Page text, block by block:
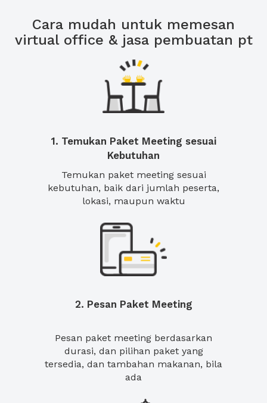
Cara mudah untuk memesan
virtual office & jasa pembuatan pt
1. Temukan Paket Meeting sesuai
Kebutuhan
Temukan paket meeting sesuai
kebutuhan, baik dari jumlah peserta,
lokasi, maupun waktu
2. Pesan Paket Meeting
Pesan paket meeting berdasarkan
durasi, dan pilihan paket yang
tersedia, dan tambahan makanan, bila
ada